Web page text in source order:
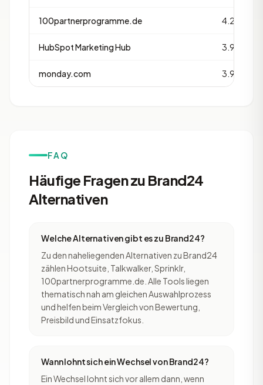
100partnerprogramme.de 4.2
HubSpot Marketing Hub 3.9
monday.com 3.9
FAQ
Häufige Fragen zu Brand24
Alternativen
Welche Alternativen gibt es zu Brand24?
Zu den naheliegenden Alternativen zu Brand24
zählen Hootsuite, Talkwalker, Sprinklr,
100partnerprogramme.de. Alle Tools liegen
thematisch nah am gleichen Auswahlprozess
und helfen beim Vergleich von Bewertung,
Preisbild und Einsatzfokus.
Wann lohnt sich ein Wechsel von Brand24?
Ein Wechsel lohnt sich vor allem dann, wenn